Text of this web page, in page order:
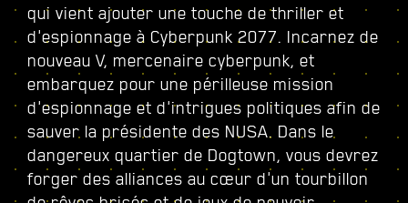
qui vient ajouter une touche de thriller et
d'espionnage à Cyberpunk 2077. Incarnez de
nouveau V, mercenaire cyberpunk, et
embarquez pour une périlleuse mission
d'espionnage et d'intrigues politiques afin de
sauver la présidente des NUSA. Dans le
dangereux quartier de Dogtown, vous devrez
forger des alliances au cœur d'un tourbillon